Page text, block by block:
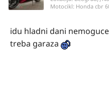
Motocikl: Honda cbr
idu hladni dani
treba garaza